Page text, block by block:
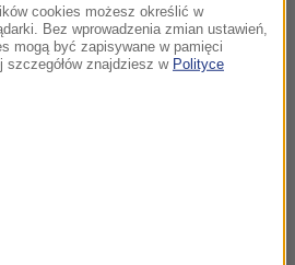
- podało Radio
cookies możesz określić w
Bez wprowadzenia zmian ustawień,
mogą być zapisywane w pamięci
szczegółów znajdziesz w Polityce